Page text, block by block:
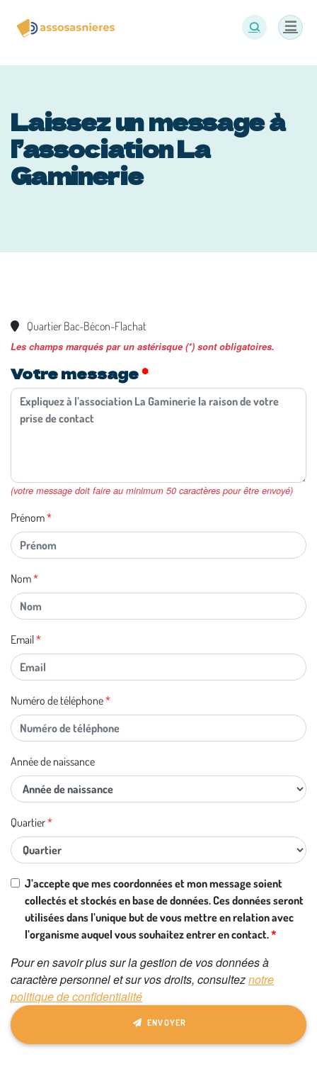
Laissez un message à
l’association La
Gaminerie
Quartier Bac-Bécon-Flachat
Les champs marqués par un astérisque (*) sont obligatoires.
Votre message
(votre message doit faire au minimum 50 caractères pour être envoyé)
Prénom
Nom
Email
Numéro de téléphone
Année de naissance
Quartier
Si vous
êtes un
être
humain,
ce
champ
J’accepte que mes coordonnées et mon message soient
collectés et stockés en base de données. Ces données seront
utilisées dans l’unique but de vous mettre en relation avec
l’organisme auquel vous souhaitez entrer en contact.
Pour en savoir plus sur la gestion de vos données à
caractère personnel et sur vos droits, consulteznotre
politique de confidentialité
ENVOYER